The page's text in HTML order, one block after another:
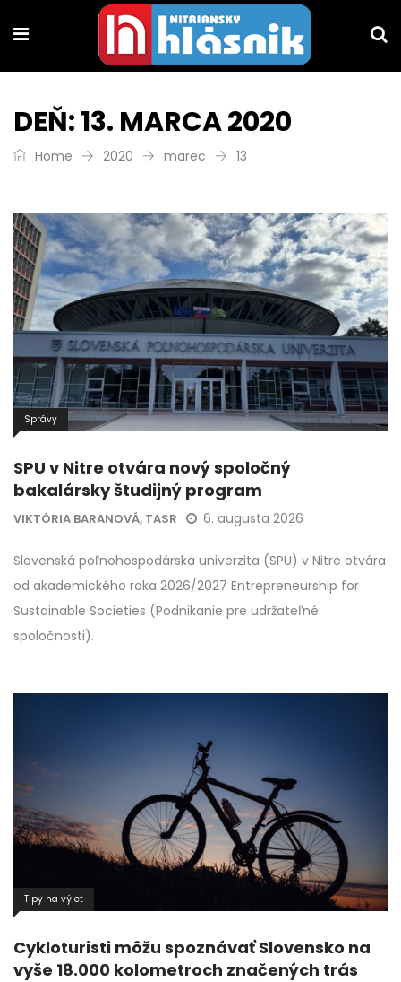
DEŇ:13. MARCA 2020
Home 2020 marec 13
Správy
SPU v Nitre otvára nový spoločný
bakalársky študijný program
VIKTÓRIA BARANOVÁ, TASR 6. augusta 2026
Slovenská poľnohospodárska univerzita (SPU) v Nitre otvára
od akademického roka 2026/2027 Entrepreneurship for
Sustainable Societies (Podnikanie pre udržateľné
spoločnosti).
Tipy na výlet
Cykloturisti môžu spoznávať Slovensko na
vyše 18.000 kolometroch značených trás